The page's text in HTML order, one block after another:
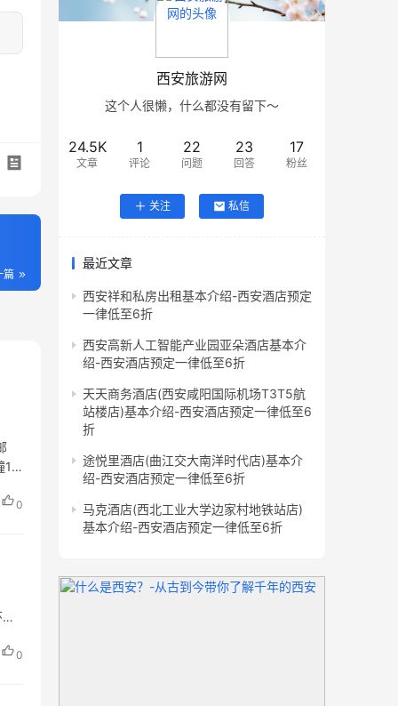
篇
1
0
0
西安旅游网
这个人很懒，什么都没有留下～
24.5K
文章
1
评论
22
问题
23
回答
17
粉丝
关注 私信
最近文章
西安祥和私房出租基本介绍-西安酒店预定
一律低至6折
西安高新人工智能产业园亚朵酒店基本介
绍-西安酒店预定一律低至6折
天天商务酒店(西安咸阳国际机场T3T5航
站楼店)基本介绍-西安酒店预定一律低至6
折
途悦里酒店(曲江交大南洋时代店)基本介
绍-西安酒店预定一律低至6折
马克酒店(西北工业大学边家村地铁站店)
基本介绍-西安酒店预定一律低至6折